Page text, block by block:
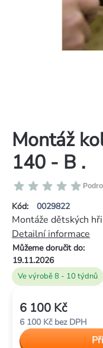
Montáž
140 - B .
Kód: 0029822
Průměrné
hodnocení
produktu
je
0,0
z
5
hvězdiček.
Ve výrobě 8 - 10 týdnů
Můžeme doručit do:
19.11.2026
Montáže dětských
Detailní informace
6 100 Kč
6 100 Kč bez DPH
cena: